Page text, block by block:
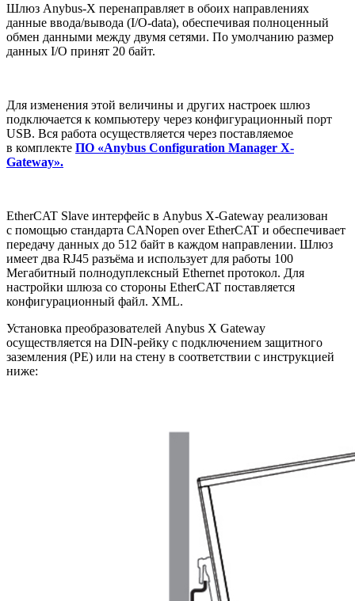
Шлюз Anybus-X перенаправляет в обоих направлениях
данные ввода/вывода (I/O-data), обеспечивая полноценный
обмен данными между двумя сетями. По умолчанию размер
данных I/O принят 20 байт.
Для изменения этой величины и других настроек шлюз
подключается к компьютеру через конфигурационный порт
USB. Вся работа осуществляется через поставляемое
в комплекте ПО «Anybus Configuration Manager X-
Gateway».
EtherCAT Slave интерфейс в Anybus X-Gateway реализован
с помощью стандарта CANopen over EtherCAT и обеспечивает
передачу данных до 512 байт в каждом направлении. Шлюз
имеет два RJ45 разъёма и использует для работы 100
Мегабитный полнодуплексный Ethernet протокол. Для
настройки шлюза со стороны EtherCAT поставляется
конфигурационный файл. XML.
Установка преобразователей Anybus X Gateway
осуществляется на DIN-рейку с подключением защитного
заземления (РЕ) или на стену в соответствии с инструкцией
ниже: